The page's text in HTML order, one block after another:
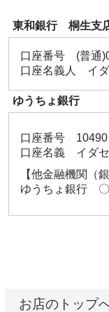
東和銀行 桐生支
口座番号 (普通
口座名義人 イ
ゆうちょ銀行
口座番号 10490
口座名義 イダ
【他金融機関（
ゆうちょ銀行
お店のトップ